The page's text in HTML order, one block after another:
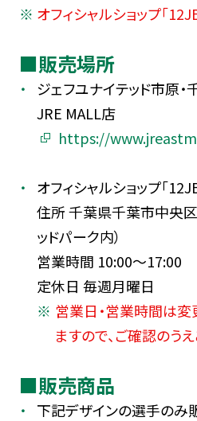
オフィシャルショップ「
■販売場所
ジェフユナイテッド市原・
JRE MALL店
https://
オフィシャルショップ「
住所 千葉県千葉市中央
ッドパーク内）
営業時間 10:00～17:00
定休日 毎週月曜日
営業日・営業時間は
ますので、ご確認のう
■販売商品
下記デザインの選手のみ